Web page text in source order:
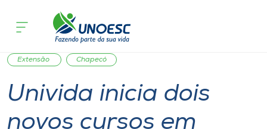
Cursos
Onde estamos
Pesquisa
Tecnologia
Extensão
Chapecó
Univida inicia dois
novos cursos em